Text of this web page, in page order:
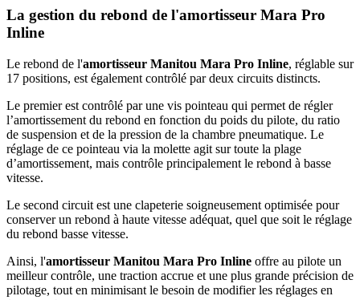
La gestion du rebond de l'amortisseur Mara Pro
Inline
Le rebond de l'amortisseur Manitou Mara Pro Inline, réglable sur
17 positions, est également contrôlé par deux circuits distincts.
Le premier est contrôlé par une vis pointeau qui permet de régler
l’amortissement du rebond en fonction du poids du pilote, du ratio
de suspension et de la pression de la chambre pneumatique. Le
réglage de ce pointeau via la molette agit sur toute la plage
d’amortissement, mais contrôle principalement le rebond à basse
vitesse.
Le second circuit est une clapeterie soigneusement optimisée pour
conserver un rebond à haute vitesse adéquat, quel que soit le réglage
du rebond basse vitesse.
Ainsi, l'amortisseur Manitou Mara Pro Inline offre au pilote un
meilleur contrôle, une traction accrue et une plus grande précision de
pilotage, tout en minimisant le besoin de modifier les réglages en